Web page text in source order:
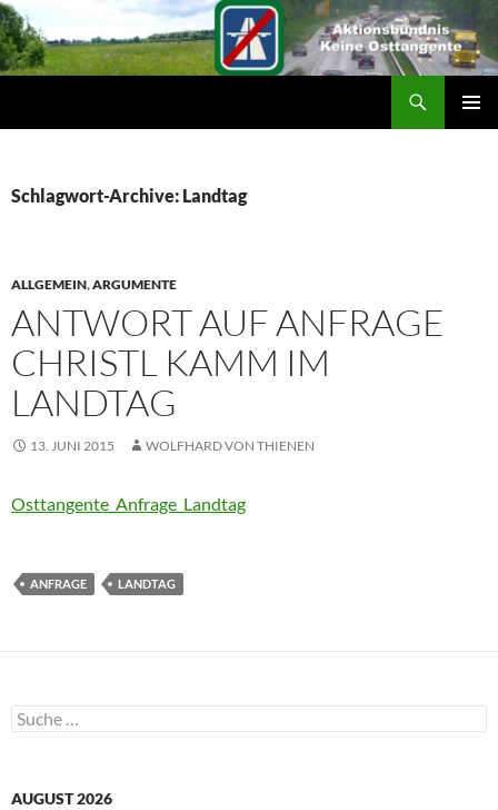
Schlagwort-Archive: Landtag
ALLGEMEIN,ARGUMENTE
ANTWORT AUF ANFRAGE
CHRISTL KAMM IM
LANDTAG
13. JUNI 2015 WOLFHARD VON THIENEN
Osttangente_Anfrage_Landtag
ANFRAGE LANDTAG
Suche
nach:
AUGUST 2026